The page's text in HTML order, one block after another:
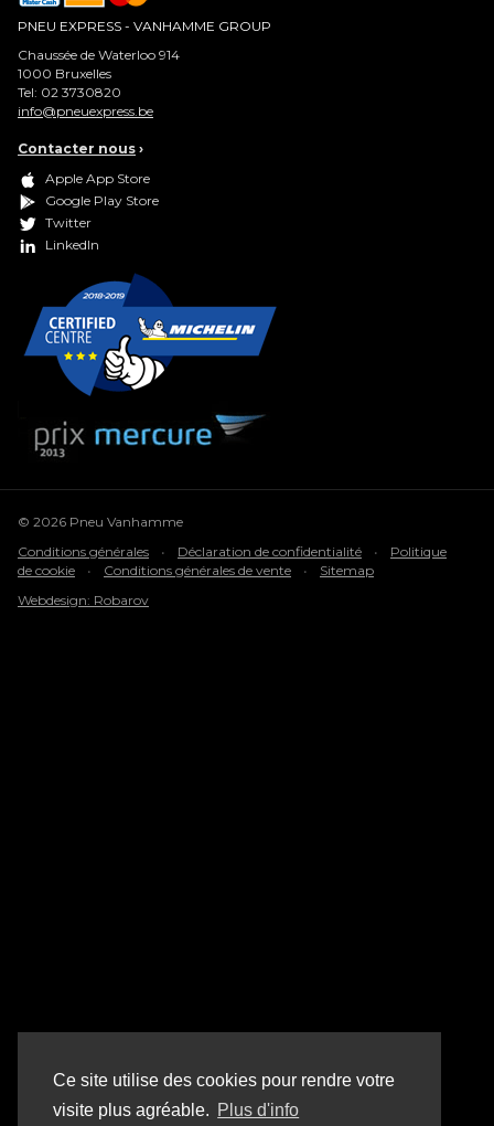
Ce site utilise des cookies pour rendre votre
visite plus agréable. Plus d'info
PNEU EXPRESS - VANHAMME GROUP
Chaussée de Waterloo 914
1000 Bruxelles
Tel: 02 3730820
info@pneuexpress.be
Contacter nous ›
Apple App Store
Google Play Store
Twitter
LinkedIn
© 2026 Pneu Vanhamme
Conditions générales
• Déclaration de confidentialité •
Politique
de cookie
• Conditions générales de vente •
Sitemap
Webdesign: Robarov